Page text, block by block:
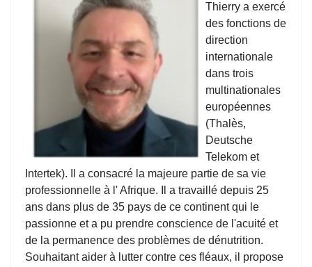
Thierry a exercé
des fonctions de
direction
internationale
dans trois
multinationales
européennes
(Thalès,
Deutsche
Telekom et
Intertek). Il a consacré la majeure partie de sa vie
professionnelle à l' Afrique. Il a travaillé depuis 25
ans dans plus de 35 pays de ce continent qui le
passionne et a pu prendre conscience de l'acuité et
de la permanence des problèmes de dénutrition.
Souhaitant aider à lutter contre ces fléaux, il propose